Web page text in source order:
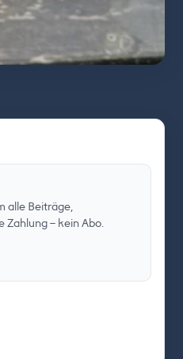
alle Beiträge,
Zahlung – kein Abo.